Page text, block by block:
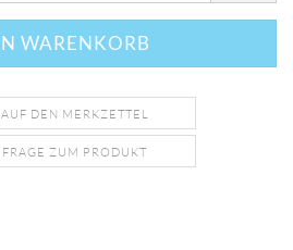
AUF DEN MERKZETTEL
FRAGE ZUM PRODUKT